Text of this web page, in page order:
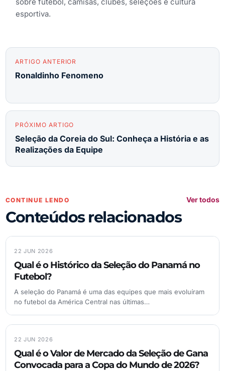
esportiva.
ARTIGO ANTERIOR
Ronaldinho Fenomeno
PRÓXIMO ARTIGO
Seleção da Coreia do Sul: Conheça a História e as
Realizações da Equipe
CONTINUE LENDO
Conteúdos relacionados
Ver todos
22 JUN 2026
Qual é o Histórico da Seleção do Panamá no
Futebol?
A seleção do Panamá é uma das equipes que mais evoluíram
no futebol da América Central nas últimas…
22 JUN 2026
Qual é o Valor de Mercado da Seleção de Gana
Convocada para a Copa do Mundo de 2026?